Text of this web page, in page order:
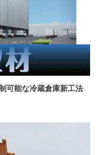
可能な冷蔵倉庫新工法